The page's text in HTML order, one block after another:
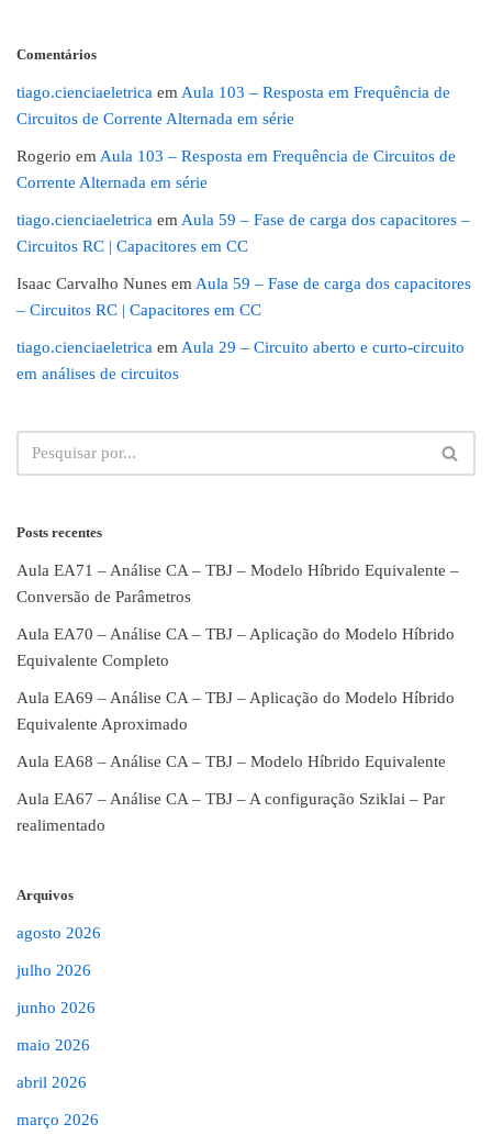
Comentários
tiago.cienciaeletrica em Aula 103 – Resposta em Frequência de
Circuitos de Corrente Alternada em série
Rogerio em Aula 103 – Resposta em Frequência de Circuitos de
Corrente Alternada em série
tiago.cienciaeletrica em Aula 59 – Fase de carga dos capacitores –
Circuitos RC | Capacitores em CC
Isaac Carvalho Nunes em Aula 59 – Fase de carga dos capacitores
– Circuitos RC | Capacitores em CC
tiago.cienciaeletrica em Aula 29 – Circuito aberto e curto-circuito
em análises de circuitos
Posts recentes
Aula EA71 – Análise CA – TBJ – Modelo Híbrido Equivalente –
Conversão de Parâmetros
Aula EA70 – Análise CA – TBJ – Aplicação do Modelo Híbrido
Equivalente Completo
Aula EA69 – Análise CA – TBJ – Aplicação do Modelo Híbrido
Equivalente Aproximado
Aula EA68 – Análise CA – TBJ – Modelo Híbrido Equivalente
Aula EA67 – Análise CA – TBJ – A configuração Sziklai – Par
realimentado
Arquivos
agosto 2026
julho 2026
junho 2026
maio 2026
abril 2026
março 2026